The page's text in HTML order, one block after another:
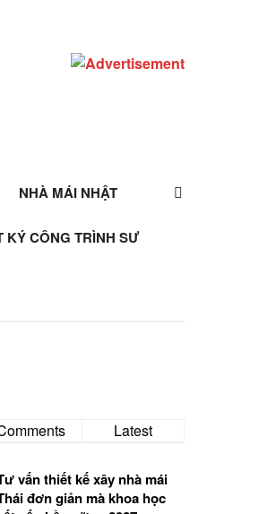
NHÀ MÁI NHẬT
KÝ CÔNG TRÌNH SƯ
Latest
vấn thiết kế xây nhà mái
đơn giản mà khoa học